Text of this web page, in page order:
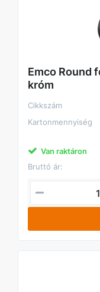
Emco Round
króm
Cikkszám
Kartonmennyiség
Van raktáron
Bruttó ár: